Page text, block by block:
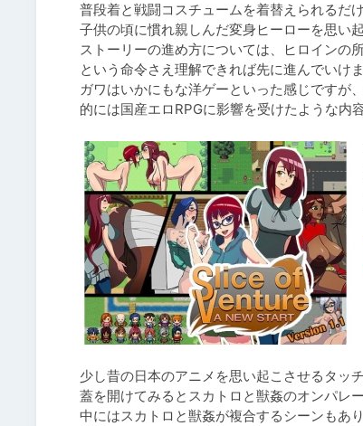
普段着と戦闘コスチュームを着替えられるだ
子供の頃に慣れ親しんだ変身ヒーローを思い
ストーリーの進め方については、ヒロインの
という命令さえ理解できれば先に進んでいけま
ガワはいかにもな洋ゲーといった感じですが
少し昔の日本のアニメを思い起こさせるタッ
蓋を開けてみるとスカトロと獣姦のオンパレー
中にはスカトロと獣姦が複合するシーンもあ